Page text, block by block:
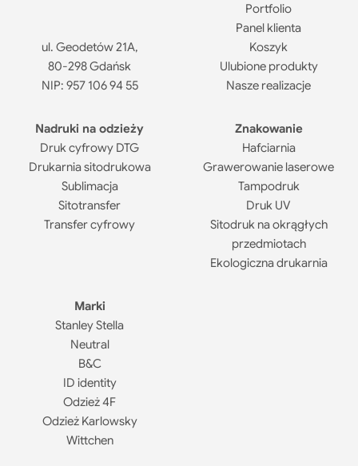
ul. Geodetów 21A,
80-298 Gdańsk
NIP: 957 106 94 55
Portfolio
Panel klienta
Koszyk
Ulubione produkty
Nasze realizacje
Nadruki na odzieży
Druk cyfrowy DTG
Drukarnia sitodrukowa
Sublimacja
Sitotransfer
Transfer cyfrowy
Znakowanie
Hafciarnia
Grawerowanie laserowe
Tampodruk
Druk UV
Sitodruk na okrągłych
przedmiotach
Ekologiczna drukarnia
Marki
Stanley Stella
Neutral
B&C
ID identity
Odzież 4F
Odzież Karlowsky
Wittchen